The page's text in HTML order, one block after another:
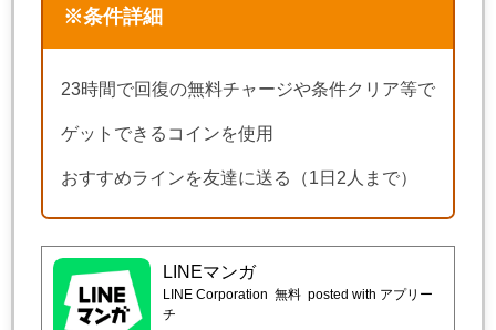
※条件詳細
23時間で回復の無料チャージや条件クリア等で
ゲットできるコインを使用
おすすめラインを友達に送る（1日2人まで）
LINEマンガ
LINE Corporation 無料 posted with アプリー
チ